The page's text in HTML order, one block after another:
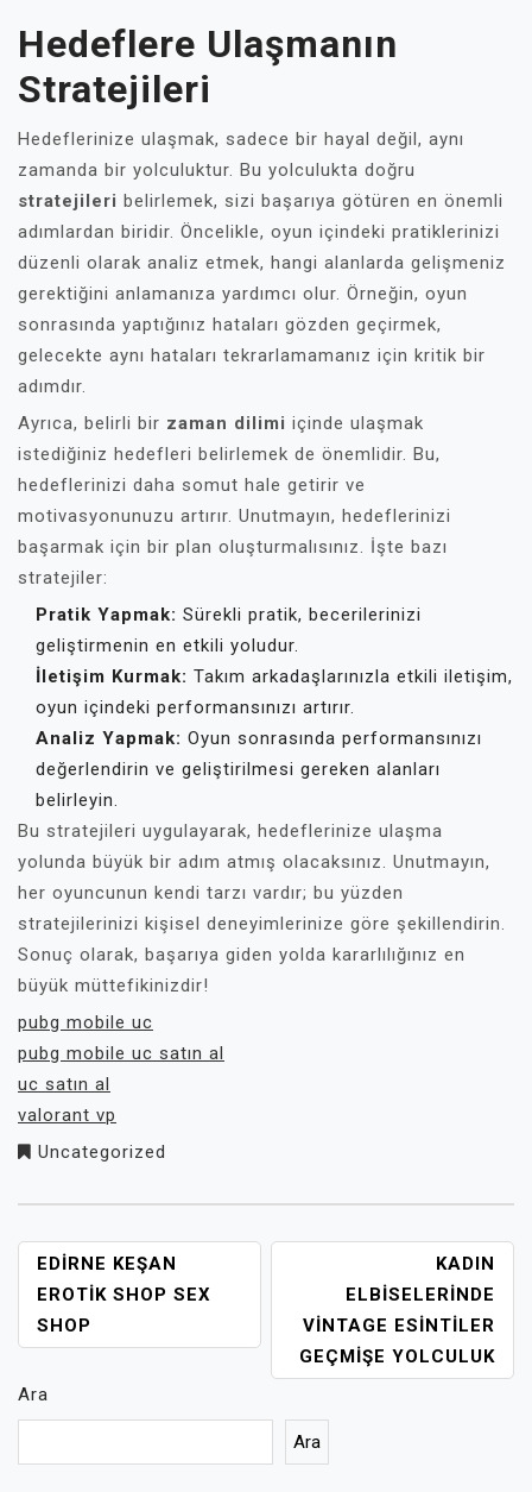
Hedeflere Ulaşmanın
Stratejileri
Hedeflerinize ulaşmak, sadece bir hayal değil, aynı
zamanda bir yolculuktur. Bu yolculukta doğru
stratejileri belirlemek, sizi başarıya götüren en önemli
adımlardan biridir. Öncelikle, oyun içindeki pratiklerinizi
düzenli olarak analiz etmek, hangi alanlarda gelişmeniz
gerektiğini anlamanıza yardımcı olur. Örneğin, oyun
sonrasında yaptığınız hataları gözden geçirmek,
gelecekte aynı hataları tekrarlamamanız için kritik bir
adımdır.
Ayrıca, belirli bir zaman dilimi içinde ulaşmak
istediğiniz hedefleri belirlemek de önemlidir. Bu,
hedeflerinizi daha somut hale getirir ve
motivasyonunuzu artırır. Unutmayın, hedeflerinizi
başarmak için bir plan oluşturmalısınız. İşte bazı
stratejiler:
Pratik Yapmak: Sürekli pratik, becerilerinizi
geliştirmenin en etkili yoludur.
İletişim Kurmak: Takım arkadaşlarınızla etkili iletişim,
oyun içindeki performansınızı artırır.
Analiz Yapmak: Oyun sonrasında performansınızı
değerlendirin ve geliştirilmesi gereken alanları
belirleyin.
Bu stratejileri uygulayarak, hedeflerinize ulaşma
yolunda büyük bir adım atmış olacaksınız. Unutmayın,
her oyuncunun kendi tarzı vardır; bu yüzden
stratejilerinizi kişisel deneyimlerinize göre şekillendirin.
Sonuç olarak, başarıya giden yolda kararlılığınız en
büyük müttefikinizdir!
pubg mobile uc
pubg mobile uc satın al
uc satın al
valorant vp
Uncategorized
YAZI
GEZINMESI
EDIRNE KEŞAN
EROTIK SHOP SEX
SHOP
KADIN
ELBISELERINDE
VINTAGE ESINTILER
GEÇMIŞE YOLCULUK
Ara
Ara